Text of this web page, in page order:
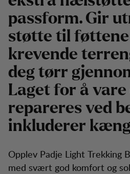
passform. Gir
støtte til
krevende
deg tørr
Laget for å vare
repareres ved
inkluderer
Opplev Padje Light Trekking
med svært god komfort og